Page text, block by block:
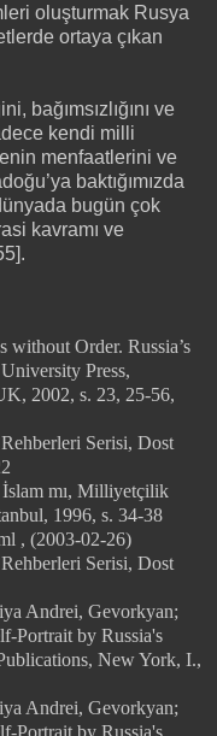
oluşturmak Rusya
ortaya çıkan
bağımsızlığını ve
kendi milli
menfaatlerini ve
baktığımızda
bugün çok
kavramı ve
Order. Russia’s
Press,
2002, s. 23, 25-56,
Serisi, Dost
mı, Milliyetçilik
1996, s. 34-38
, (2003-02-26)
Serisi, Dost
Andrei, Gevorkyan;
Portrait by Russia's
New York, I.,
Andrei, Gevorkyan;
Portrait by Russia's